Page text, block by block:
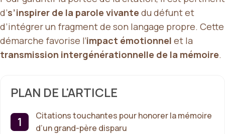
d’s’inspirer de la parole vivante du défunt et
d’intégrer un fragment de son langage propre. Cette
démarche favorise l’impact émotionnel et la
transmission intergénérationnelle de la mémoire.
PLAN DE L'ARTICLE
Citations touchantes pour honorer la mémoire
d’un grand-père disparu